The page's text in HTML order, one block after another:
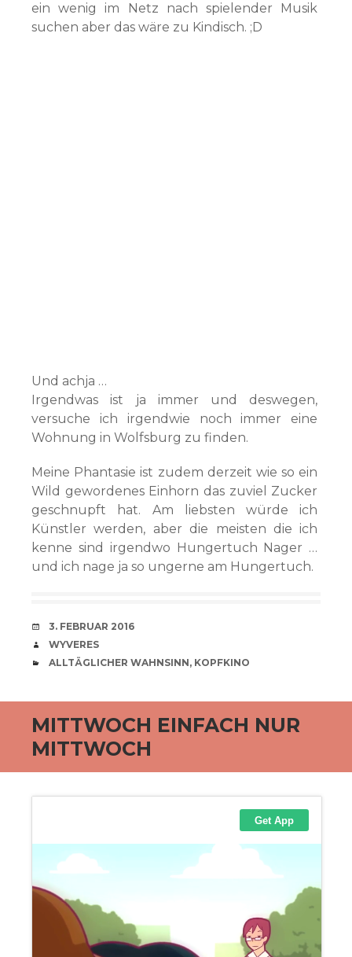
ein wenig im Netz nach spielender Musik
suchen aber das wäre zu Kindisch. ;D
Und achja …
Irgendwas ist ja immer und deswegen,
versuche ich irgendwie noch immer eine
Wohnung in Wolfsburg zu finden.
Meine Phantasie ist zudem derzeit wie so ein
Wild gewordenes Einhorn das zuviel Zucker
geschnupft hat. Am liebsten würde ich
Künstler werden, aber die meisten die ich
kenne sind irgendwo Hungertuch Nager …
und ich nage ja so ungerne am Hungertuch.
VERABREDUNG
3. FEBRUAR 2016
VERFASSER
WYVERES
CATEGORIES
ALLTÄGLICHER WAHNSINN, KOPFKINO
MITTWOCH EINFACH NUR
MITTWOCH